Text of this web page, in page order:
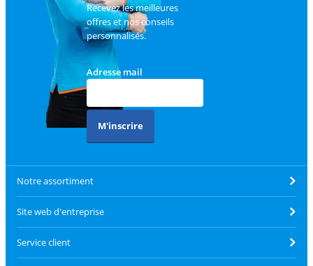
Recevez les meilleures
offres et nos conseils
personnalisés.
Adresse mail
M'inscrire
Notre assortiment
Site web d'entreprise
Service client